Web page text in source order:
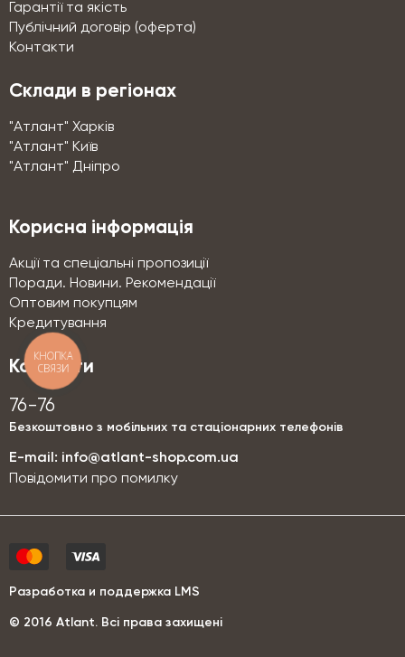
Гарантії та якість
Публічний договір (оферта)
Контакти
Склади в регіонах
"Атлант" Харків
"Атлант" Київ
"Атлант" Дніпро
Корисна інформація
Акції та спеціальні пропозиції
Поради. Новини. Рекомендації
Оптовим покупцям
Кредитування
Контакти
76-76
Безкоштовно з мобільних та стаціонарних телефонів
E-mail: info@atlant-shop.com.ua
Повідомити про помилку
© 2016 Аtlant. Всі права захищені
Разработка и поддержка LMS
КНОПКА
СВЯЗИ